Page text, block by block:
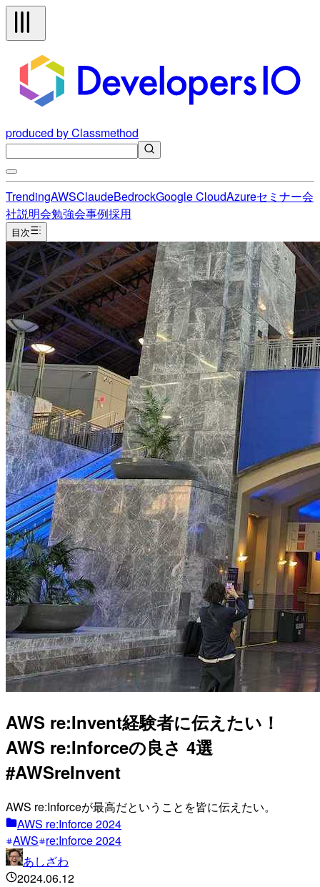
produced by Classmethod
TrendingAWSClaudeBedrockGoogle CloudAzureセミナー会
社説明会勉強会事例採用
目次
AWS re:Invent経験者に伝えたい！
AWS re:Inforceの良さ 4選
#AWSreInvent
AWS re:Inforceが最高だということを皆に伝えたい。
AWS re:Inforce 2024
AWS re:Inforce 2024
あしざわ
2024.06.12